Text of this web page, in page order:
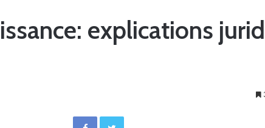
explications
FacebookTwitter